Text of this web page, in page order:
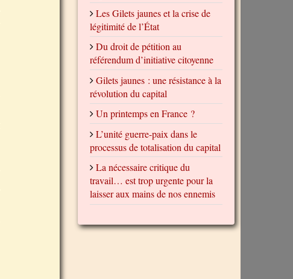
Les Gilets jaunes et la crise de
légitimité de l’État
Du droit de pétition au
référendum d’initiative citoyenne
Gilets jaunes : une résistance à la
révolution du capital
Un printemps en France ?
L’unité guerre-paix dans le
processus de totalisation du capital
La nécessaire critique du
travail… est trop urgente pour la
laisser aux mains de nos ennemis